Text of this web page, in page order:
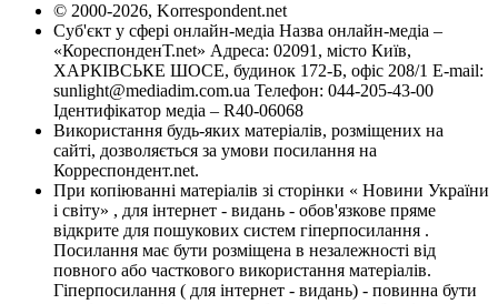
© 2000-2026, Korrespondent.net
Суб'єкт у сфері онлайн-медіа Назва онлайн-медіа –
«КореспонденТ.net» Адреса: 02091, місто Київ,
ХАРКІВСЬКЕ ШОСЕ, будинок 172-Б, офіс 208/1 E-mail:
sunlight@mediadim.com.ua Телефон: 044-205-43-00
Ідентифікатор медіа – R40-06068
Використання будь-яких матеріалів, розміщених на
сайті, дозволяється за умови посилання на
Корреспондент.net.
При копіюванні матеріалів зі сторінки « Новини України
і світу» , для інтернет - видань - обов'язкове пряме
відкрите для пошукових систем гіперпосилання .
Посилання має бути розміщена в незалежності від
повного або часткового використання матеріалів.
Гіперпосилання ( для інтернет - видань) - повинна бути